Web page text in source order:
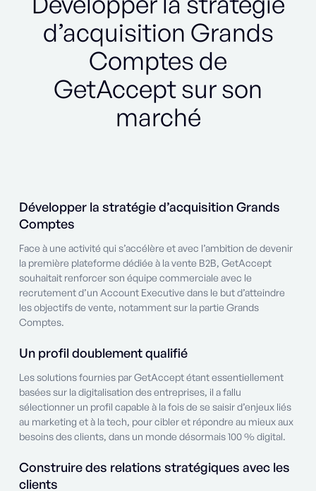
d’acquisition Grands
Comptes de
GetAccept sur son
marché
Développer la stratégie d’acquisition Grands
Comptes
Face à une activité qui s’accélère et avec l’ambition de devenir
la première plateforme dédiée à la vente B2B, GetAccept
souhaitait renforcer son équipe commerciale avec le
recrutement d’un Account Executive dans le but d’atteindre
les objectifs de vente, notamment sur la partie Grands
Comptes.
Un profil doublement qualifié
Les solutions fournies par GetAccept étant essentiellement
basées sur la digitalisation des entreprises, il a fallu
sélectionner un profil capable à la fois de se saisir d’enjeux liés
au marketing et à la tech, pour cibler et répondre au mieux aux
besoins des clients, dans un monde désormais 100 % digital.
Construire des relations stratégiques avec les
clients